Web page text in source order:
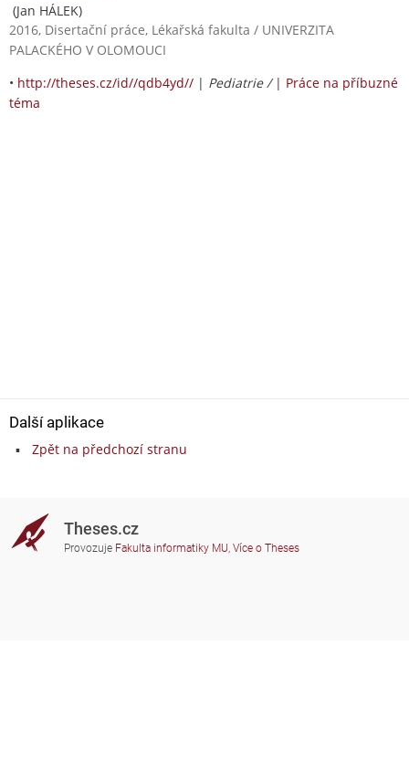
(Jan HÁLEK)
2016, Disertační práce, Lékařská fakulta / UNIVERZITA
PALACKÉHO V OLOMOUCI
• http://theses.cz/id//qdb4yd// | Pediatrie / | Práce na příbuzné
téma
Další aplikace
Zpět na předchozí stranu
Theses.cz
Provozuje Fakulta informatiky MU, Více o Theses